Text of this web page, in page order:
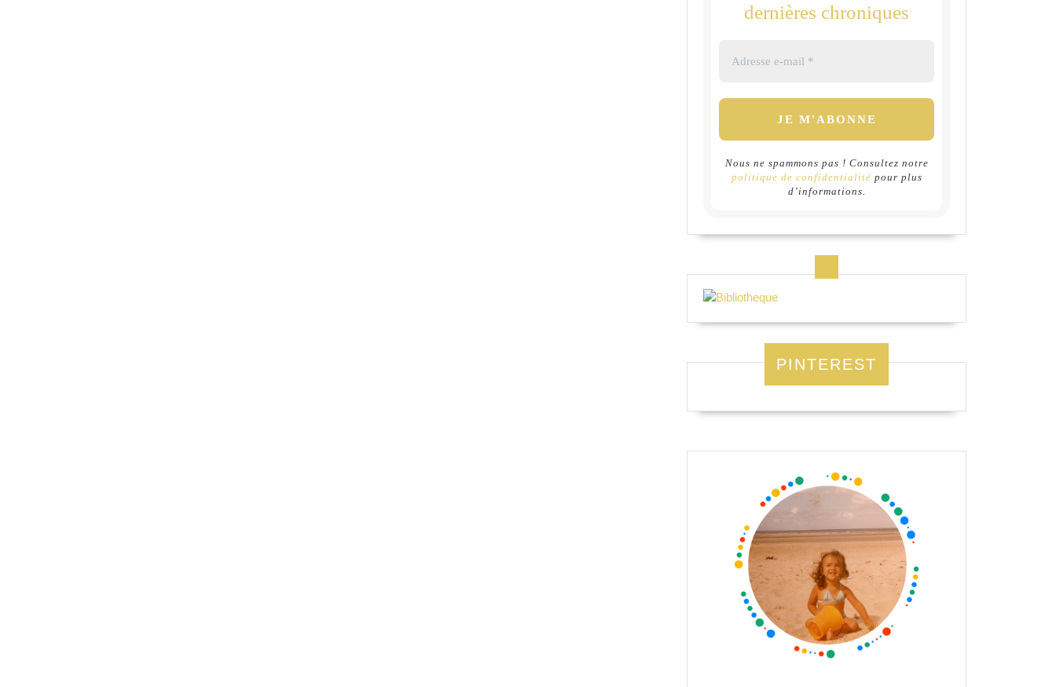
dernières chroniques
Nous ne spammons pas ! Consultez notre
politique de confidentialité pour plus
d’informations.
PINTEREST